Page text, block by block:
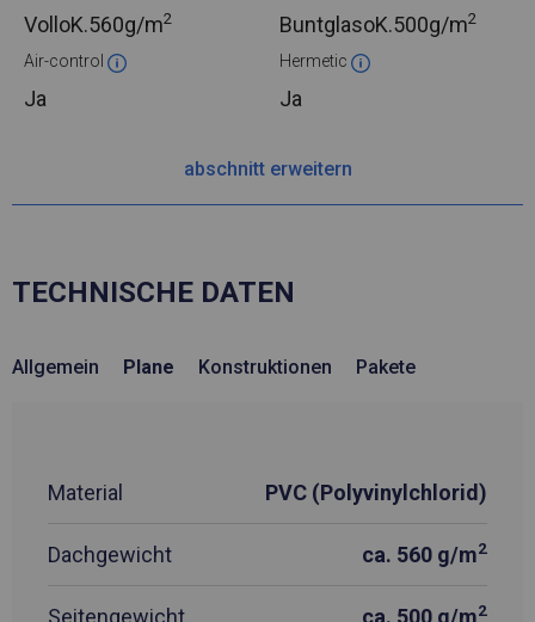
VolloK.560g/m2 BuntglasoK.500g/m2
Air-control
Ja
Hermetic
Ja
abschnitt erweitern
TECHNISCHE DATEN
Allgemein Plane Konstruktionen Pakete
Material PVC (Polyvinylchlorid)
Dachgewicht ca. 560 g/m2
Seitengewicht ca. 500 g/m2